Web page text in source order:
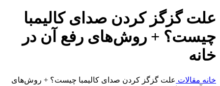
علت گزگز کردن صدای کالیمبا
چیست؟ + روش‌های رفع آن در
خانه
خانه مقالات علت گزگز کردن صدای کالیمبا چیست؟ + روش‌های